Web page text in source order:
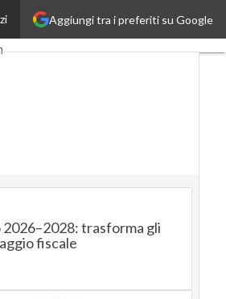
Aggiungi tra i preferiti su Google
trasforma gli
fiscale